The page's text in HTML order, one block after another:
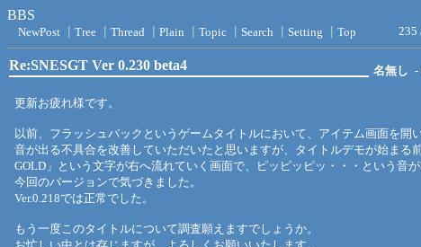
BBS
NewPost Tree Thread Plain Topic Search Setting Top 235
Re:SNESGT Ver 0.230 beta4 名無し -
更新お疲れ様です。
以前、フラッシュバックというゲームタイトルにおいて、アイテム画面を開
音が出る不具合を改善していただいたと思いますが、タイトルデモが始まる
GOLD」という文字が右へ流れていく画面で、ピッピッピッ・・・という音
今回のバージョンで気づきました。
Ver.0.218では正常でした。
もう一度このタイトルについて調査願えますでしょうか。